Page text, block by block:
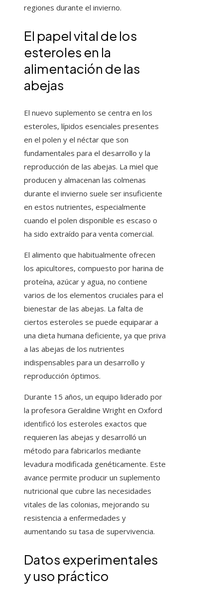
regiones durante el invierno.
El papel vital de los
esteroles en la
alimentación de las
abejas
El nuevo suplemento se centra en los
esteroles, lípidos esenciales presentes
en el polen y el néctar que son
fundamentales para el desarrollo y la
reproducción de las abejas. La miel que
producen y almacenan las colmenas
durante el invierno suele ser insuficiente
en estos nutrientes, especialmente
cuando el polen disponible es escaso o
ha sido extraído para venta comercial.
El alimento que habitualmente ofrecen
los apicultores, compuesto por harina de
proteína, azúcar y agua, no contiene
varios de los elementos cruciales para el
bienestar de las abejas. La falta de
ciertos esteroles se puede equiparar a
una dieta humana deficiente, ya que priva
a las abejas de los nutrientes
indispensables para un desarrollo y
reproducción óptimos.
Durante 15 años, un equipo liderado por
la profesora Geraldine Wright en Oxford
identificó los esteroles exactos que
requieren las abejas y desarrolló un
método para fabricarlos mediante
levadura modificada genéticamente. Este
avance permite producir un suplemento
nutricional que cubre las necesidades
vitales de las colonias, mejorando su
resistencia a enfermedades y
aumentando su tasa de supervivencia.
Datos experimentales
y uso práctico